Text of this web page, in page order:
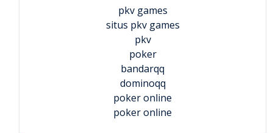
pkv games
situs pkv games
pkv
poker
bandarqq
dominoqq
poker online
poker online